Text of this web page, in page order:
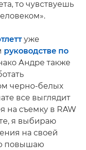
то чувствуешь
уже
руководстве по
Андре также
черно-белых
все выглядит
на съемку в RAW
я выбираю
на своей
повышаю